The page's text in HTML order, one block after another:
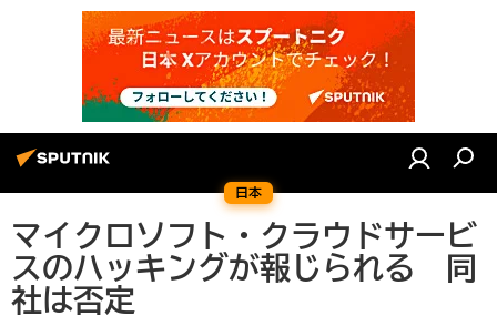
日本
マイクロソフト・クラウドサービ
スのハッキングが報じられる 同
社は否定